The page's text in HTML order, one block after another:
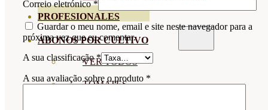
PROFESIONALES
ABONOS POR CULTIVO
VER TODOS
TOMATES
Correio eletrónico*
Guardar o meu nome, email e site neste navegador para a
próxima vez que eu comentar.
A sua classificação*
A sua avaliação sobre o produto *